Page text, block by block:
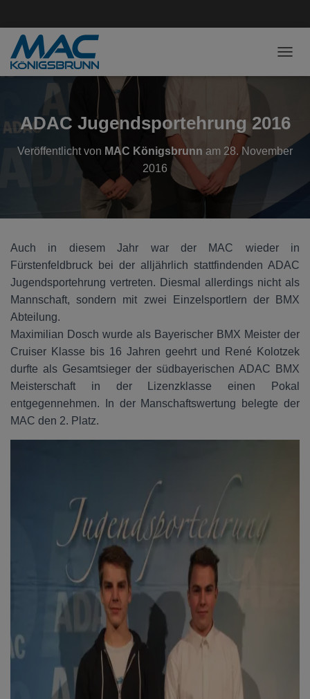
ADAC Jugendsportehrung 2016
Veröffentlicht von MAC Königsbrunn am 28. November
2016
Auch in diesem Jahr war der MAC wieder in
Fürstenfeldbruck bei der alljährlich stattfindenden ADAC
Jugendsportehrung vertreten. Diesmal allerdings nicht als
Mannschaft, sondern mit zwei Einzelsportlern der BMX
Abteilung.
Maximilian Dosch wurde als Bayerischer BMX Meister der
Cruiser Klasse bis 16 Jahren geehrt und René Kolotzek
durfte als Gesamtsieger der südbayerischen ADAC BMX
Meisterschaft in der Lizenzklasse einen Pokal
entgegennehmen. In der Manschaftswertung belegte der
MAC den 2. Platz.